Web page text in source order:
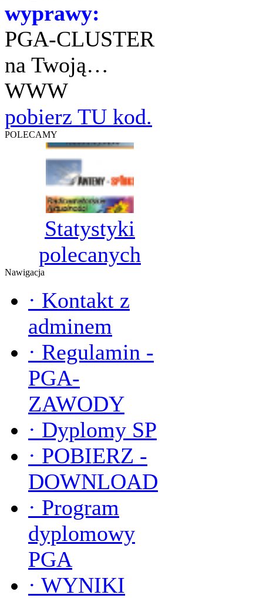
wyprawy:
PGA-CLUSTER
na Twoją…
WWW
pobierz TU kod.
POLECAMY
Statystyki
polecanych
Nawigacja
· Kontakt z
adminem
· Regulamin -
PGA-
ZAWODY
· Dyplomy SP
· POBIERZ -
DOWNLOAD
· Program
dyplomowy
PGA
· WYNIKI